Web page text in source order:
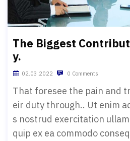
The Biggest
y.
02.03.2022 0 Comments
That foresee the pain and
eir duty through.. Ut enim
s nostrud exercitation
quip ex ea commodo